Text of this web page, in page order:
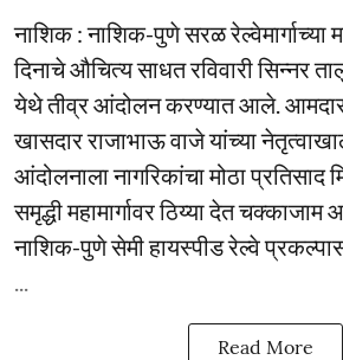
नाशिक : नाशिक-पुणे सरळ रेल्वेमार्गाच्या
दिनाचे औचित्य साधत रविवारी सिन्नर
येथे तीव्र आंदोलन करण्यात आले.
खासदार राजाभाऊ वाजे यांच्या
आंदोलनाला नागरिकांचा मोठा प्रतिसाद
समृद्धी महामार्गावर ठिय्या देत
नाशिक-पुणे सेमी हायस्पीड रेल्वे
Read More